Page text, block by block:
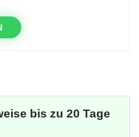
bis zu 20 Tage